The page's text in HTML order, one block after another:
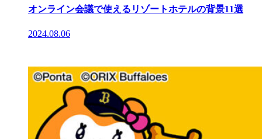
オンライン会議で使えるリゾートホテルの背景11選
2024.08.06